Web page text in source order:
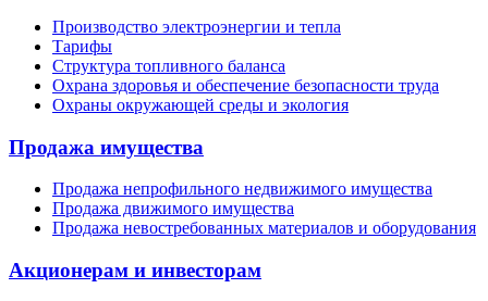
Производство электроэнергии и тепла
Тарифы
Структура топливного баланса
Охрана здоровья и обеспечение безопасности труда
Охраны окружающей среды и экология
Продажа имущества
Продажа непрофильного недвижимого имущества
Продажа движимого имущества
Продажа невостребованных материалов и оборудования
Акционерам и инвесторам